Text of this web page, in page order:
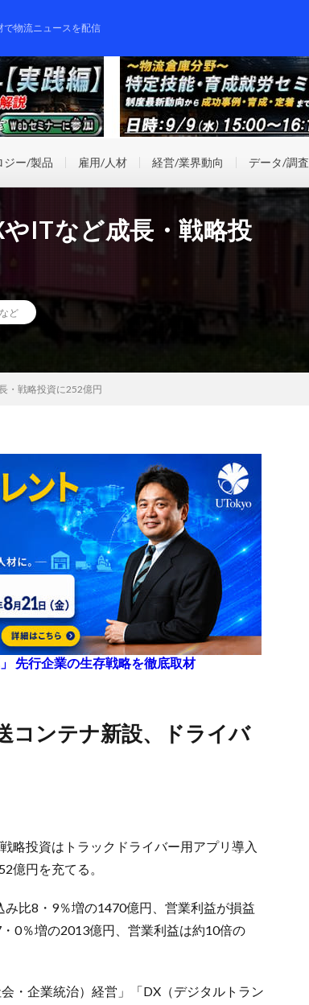
で物流ニュースを配信
ジー/製品 雇用/人材 経営/業界動向 データ/調査
ITなど成長・戦略投
ど
・戦略投資に252億円
先行企業の生存戦略を徹底取材
略投資はトラックドライバー用アプリ導入
億円を充てる。
比8・9％増の1470億円、営業利益が損益
0％増の2013億円、営業利益は約10倍の
・企業統治）経営」「DX（デジタルトラン